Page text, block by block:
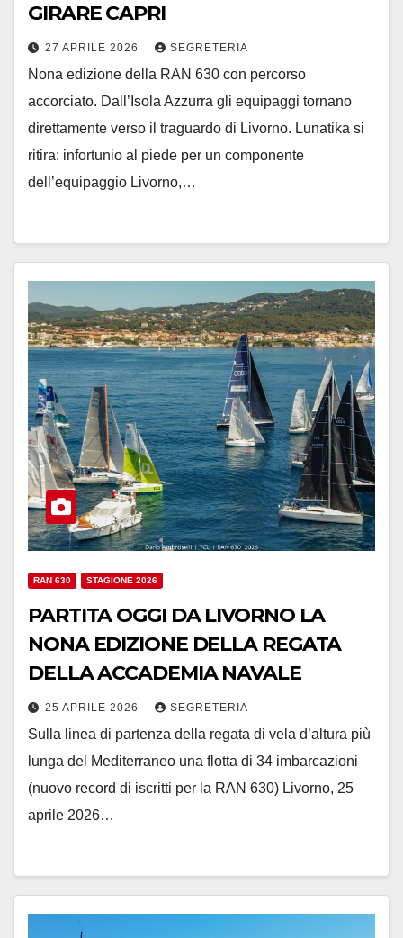
GIRARE CAPRI
27 APRILE 2026 SEGRETERIA
Nona edizione della RAN 630 con percorso
accorciato. Dall’Isola Azzurra gli equipaggi tornano
direttamente verso il traguardo di Livorno. Lunatika si
ritira: infortunio al piede per un componente
dell’equipaggio Livorno,…
RAN 630 STAGIONE 2026
PARTITA OGGI DA LIVORNO LA
NONA EDIZIONE DELLA REGATA
DELLA ACCADEMIA NAVALE
25 APRILE 2026 SEGRETERIA
Sulla linea di partenza della regata di vela d’altura più
lunga del Mediterraneo una flotta di 34 imbarcazioni
(nuovo record di iscritti per la RAN 630) Livorno, 25
aprile 2026…